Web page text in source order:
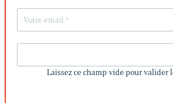
CHAMP
Laissez ce champ vide pour valider